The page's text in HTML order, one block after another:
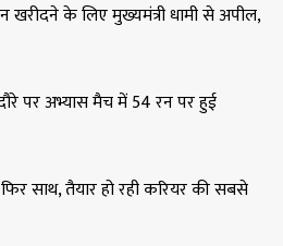
खरीदने के लिए मुख्यमंत्री धामी से अपील,
पर अभ्यास मैच में 54 रन पर हुई
साथ, तैयार हो रही करियर की सबसे